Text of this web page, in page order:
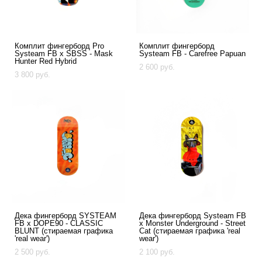
Комплит фингерборд Pro
Systeam FB x SBSS - Mask
Hunter Red Hybrid
3 800 pуб.
Комплит фингерборд
Systeam FB - Carefree Papuan
2 600 pуб.
Дека фингерборд SYSTEAM
FB x DOPE90 - CLASSIC
BLUNT (стираемая графика
'real wear')
2 500 pуб.
Дека фингерборд Systeam FB
x Monster Underground - Street
Cat (стираемая графика 'real
wear')
2 100 pуб.